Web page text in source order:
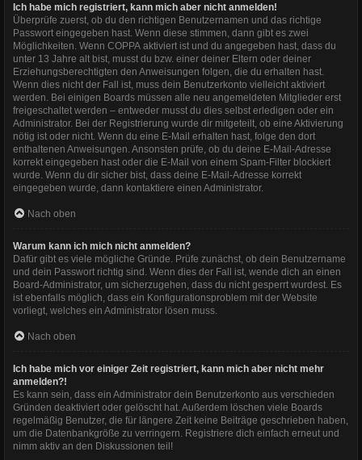
Ich habe mich registriert, kann mich aber nicht anmelden!
Überprüfe zuerst, ob du den richtigen Benutzernamen und das richtige
Passwort eingegeben hast. Wenn diese stimmen, dann gibt es zwei
Möglichkeiten. Wenn COPPA aktiviert ist und du angegeben hast, dass du
unter 13 Jahre alt bist, musst du bzw. einer deiner Eltern oder deiner
Erziehungsberechtigten den Anweisungen folgen, die du erhalten hast.
Wenn dies nicht der Fall ist, muss dein Benutzerkonto vielleicht aktiviert
werden. Bei einigen Boards müssen alle neu angemeldeten Mitglieder erst
freigeschaltet werden – entweder musst du dies selbst erledigen oder ein
Administrator. Bei der Registrierung wurde dir mitgeteilt, ob eine Aktivierung
nötig ist oder nicht. Wenn du eine E-Mail erhalten hast, folge den dort
enthaltenen Anweisungen. Ansonsten prüfe, ob du deine E-Mail-Adresse
korrekt eingegeben hast oder die E-Mail von einem Spam-Filter blockiert
wurde. Wenn du dir sicher bist, dass deine E-Mail-Adresse korrekt
eingegeben wurde, dann kontaktiere einen Administrator.
Nach oben
Warum kann ich mich nicht anmelden?
Dafür gibt es viele mögliche Gründe. Prüfe zunächst, ob dein Benutzername
und dein Passwort richtig sind. Wenn dies der Fall ist, wende dich an einen
Board-Administrator, um sicherzugehen, dass du nicht gesperrt wurdest. Es
ist ebenfalls möglich, dass ein Konfigurationsproblem mit der Website
vorliegt, welches ein Administrator lösen muss.
Nach oben
Ich habe mich vor einiger Zeit registriert, kann mich aber nicht mehr
anmelden?!
Es kann sein, dass ein Administrator dein Benutzerkonto aus verschieden
Gründen deaktiviert oder gelöscht hat. Außerdem löschen viele Boards
regelmäßig Benutzer, die für längere Zeit keine Beiträge geschrieben haben,
um die Datenbankgröße zu verringern. Registriere dich einfach erneut und
nimm aktiv an den Diskussionen teil!